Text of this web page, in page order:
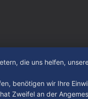
die uns helfen,
benötigen wir Ihre
Zweifel an der